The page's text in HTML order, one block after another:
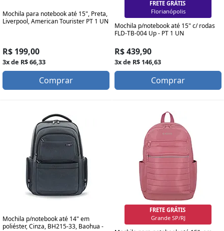
Mochila para notebook até 15", Preta,
Liverpool, American Tourister PT 1 UN
R$ 199,00
3x de R$ 66,33
Comprar
FRETE GRÁTIS
Porto Alegre
Mochila p/notebook até 15" c/ rodas
FLD-TB-004 Up - PT 1 UN
R$ 439,90
3x de R$ 146,63
Comprar
Mochila p/notebook até 14" em
poliéster, Cinza, BH215-33, Baohua -
FRETE GRÁTIS
SP/RJ Capital